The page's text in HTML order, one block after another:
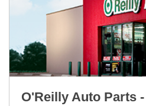
O'Reilly Auto Parts